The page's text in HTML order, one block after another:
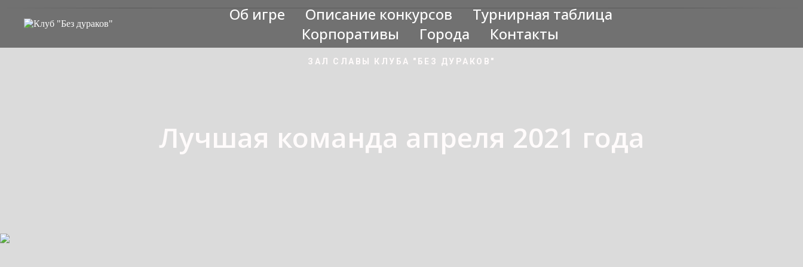
Об игре Описание конкурсов
Турнирная таблица
Корпоративы
Города Контакты
ЗАЛ СЛАВЫ КЛУБА "БЕЗ ДУРАКОВ"
Лучшая команда апреля 2021 года